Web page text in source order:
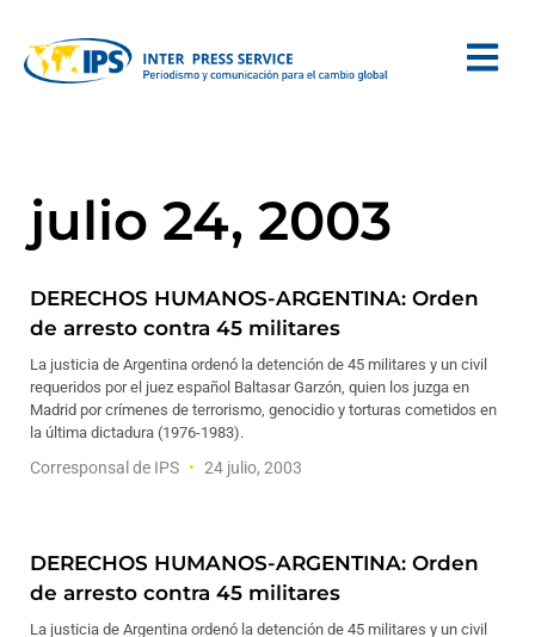
julio 24, 2003
DERECHOS HUMANOS-ARGENTINA: Orden
de arresto contra 45 militares
La justicia de Argentina ordenó la detención de 45 militares y un civil
requeridos por el juez español Baltasar Garzón, quien los juzga en
Madrid por crímenes de terrorismo, genocidio y torturas cometidos en
la última dictadura (1976-1983).
Corresponsal de IPS 24 julio, 2003
DERECHOS HUMANOS-ARGENTINA: Orden
de arresto contra 45 militares
La justicia de Argentina ordenó la detención de 45 militares y un civil